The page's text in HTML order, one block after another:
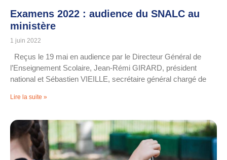
Examens 2022 : audience du SNALC au
ministère
1 juin 2022
Reçus le 19 mai en audience par le Directeur Général de
l’Enseignement Scolaire, Jean-Rémi GIRARD, président
national et Sébastien VIEILLE, secrétaire général chargé de
Lire la suite »